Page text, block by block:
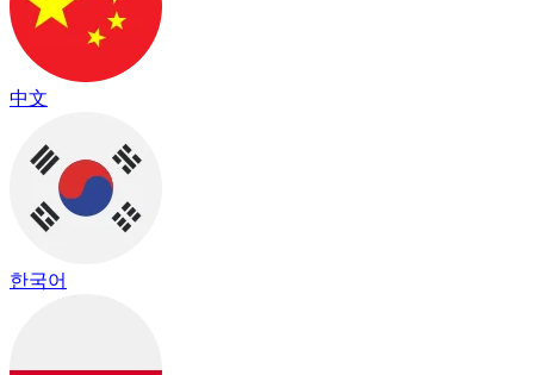
中文
한국어